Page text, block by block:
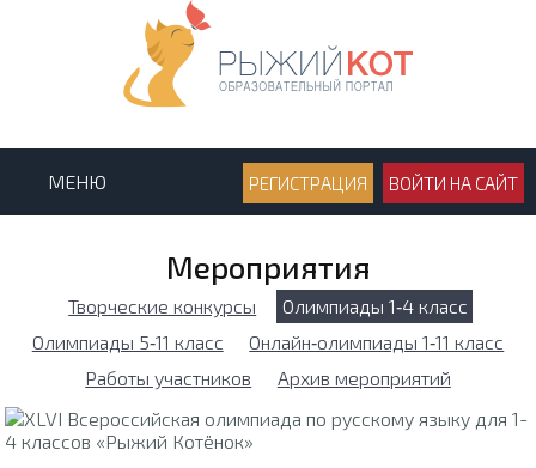
МЕНЮ РЕГИСТРАЦИЯ ВОЙТИ НА САЙТ
Мероприятия
Творческие конкурсы
Олимпиады 1‑4 класс
Олимпиады 5‑11 класс
Онлайн‑олимпиады 1‑11 класс
Работы участников
Архив мероприятий